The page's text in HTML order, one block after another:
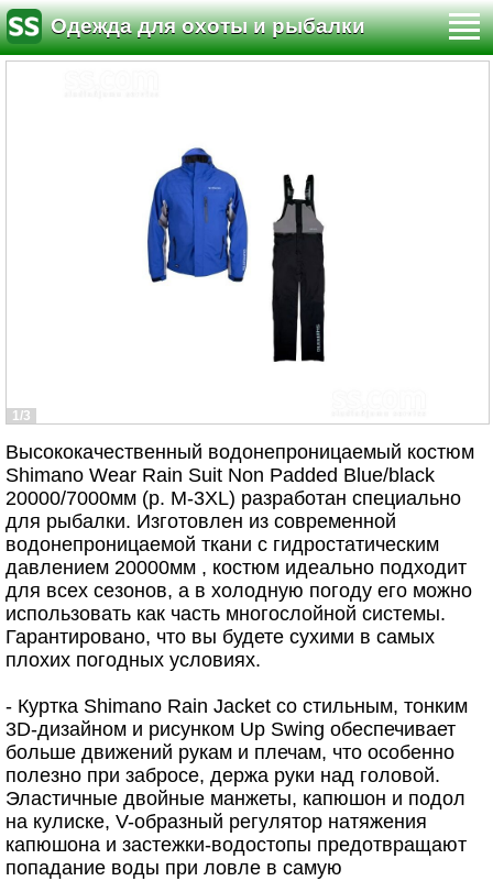
Одежда для охоты и рыбалки
1/3
Высококачественный водонепроницаемый костюм
Shimano Wear Rain Suit Non Padded Blue/black
20000/7000мм (р. M-3XL) разработан специально
для рыбалки. Изготовлен из современной
водонепроницаемой ткани с гидростатическим
давлением 20000мм , костюм идеально подходит
для всех сезонов, а в холодную погоду его можно
использовать как часть многослойной системы.
Гарантировано, что вы будете сухими в самых
плохих погодных условиях.
- Куртка Shimano Rain Jacket со стильным, тонким
3D-дизайном и рисунком Up Swing обеспечивает
больше движений рукам и плечам, что особенно
полезно при забросе, держа руки над головой.
Эластичные двойные манжеты, капюшон и подол
на кулиске, V-образный регулятор натяжения
капюшона и застежки-водостопы предотвращают
попадание воды при ловле в самую